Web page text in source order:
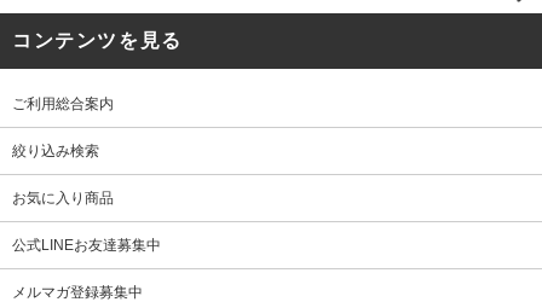
コンテンツを見る
ご利用総合案内
絞り込み検索
お気に入り商品
公式LINEお友達募集中
メルマガ登録募集中